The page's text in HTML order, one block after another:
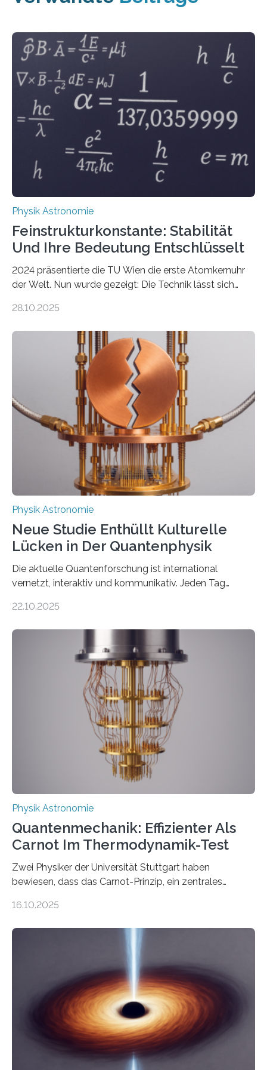
Physik Astronomie
Feinstrukturkonstante: Stabilität
Und Ihre Bedeutung Entschlüsselt
2024 präsentierte die TU Wien die erste Atomkernuhr
der Welt. Nun wurde gezeigt: Die Technik lässt sich
fundamentalen Physik nachzugehen. Thorium-
Messungen verwenden. Das hatte man jahrzehntelang
vermutet, weltweit war nach den passenden
Atomkern-Zuständen gesucht worden, 2024 gelang
einem Team der TU Wien mit Unterstützung
internationaler Partner der entscheidende Durchbruch:
Der lange diskutierte Thorium-Kernübergang wurde
gefunden. Kurz darauf konnte man zeigen, dass sich
Thorium tatsächlich nutzen lässt, um hochpräzise…
28.10.2025
Physik Astronomie
Neue Studie Enthüllt Kulturelle
Lücken in Der Quantenphysik
Die aktuelle Quantenforschung ist international
vernetzt, interaktiv und kommunikativ. Jeden Tag
oft von Autor*innen, die eng zusammenarbeiten. Neue
werden schnell weiterentwickelt. Dies ist der Alltag in
der Forschung der Quantentheorie, die dieses Jahr 100
Jahre alt geworden ist, weshalb die UNESCO 2025 zum
Internationalen Jahr der Quantenwissenschaft und -
technologie ausgerufen hat. Doch nun hat eine
internationale Forschungsgruppe um den
22.10.2025
Physik Astronomie
Quantenmechanik: Effizienter Als
Carnot Im Thermodynamik-Test
Zwei Physiker der Universität Stuttgart haben
bewiesen, dass das Carnot-Prinzip, ein zentrales
Größenordnung von Atomen gilt, deren physikalische
Quantenmotoren voranbringen. Das
Wissenschaftsjournal Science Advances veröffentlichte
die Herleitung. (DOI: 10.1126/sciadv.adw8462)
Verbrennungsmotoren oder Dampfturbinen sind
Wärmekraftmaschinen: Sie wandeln thermische
Energie in mechanische Bewegung um – oder anders
ausgedrückt, Wärme in Bewegung. In
16.10.2025